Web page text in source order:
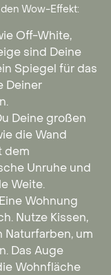
Wow-Effekt:
Off-White,
sind Deine
Spiegel für das
Deiner
Deine großen
die Wand
dem
Unruhe und
Weite.
Wohnung
Nutze Kissen,
Naturfarben, um
Das Auge
Wohnfläche